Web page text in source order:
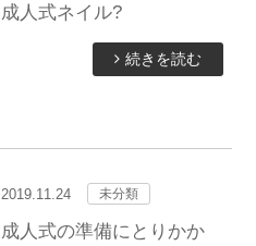
成人式ネイル?
続きを読む
2019.11.24 未分類
成人式の準備にとりかか